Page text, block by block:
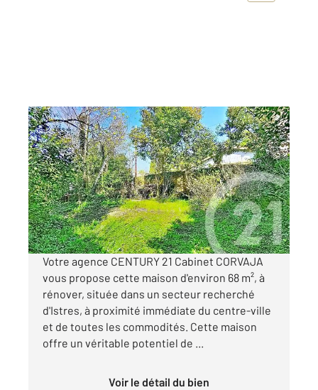
ISTRES 13
68,13 m2, 3 pièces
Ref : 2314
Maison à vendre
209 000 €
Visiter le site dédié
Votre agence CENTURY 21 Cabinet CORVAJA
vous propose cette maison d'environ 68 m², à
rénover, située dans un secteur recherché
d'Istres, à proximité immédiate du centre-ville
et de toutes les commodités. Cette maison
offre un véritable potentiel de ...
Voir le détail du bien